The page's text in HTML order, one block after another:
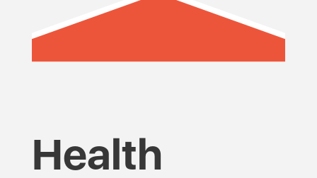
Health